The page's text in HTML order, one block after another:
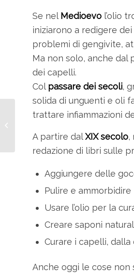
Se nel Medioevo l’olio
iniziarono a redigere
problemi di gengivite,
Ma non solo, anche dal
dei capelli.
Colpassare dei secoli,
solida di unguenti e oli
trattare infiammazioni
A partire dalXIX secolo,
redazione di libri sulle
Aggiungere delle
Pulire e
Usare l’olio per la
Creare saponi
Curare i capelli,
Anche oggi le cose
Cantucci con Olio di
semplici e veloci da
realizzare